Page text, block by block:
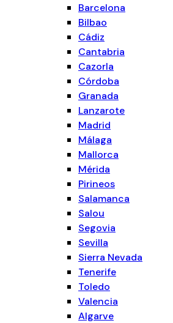
Barcelona
Bilbao
Cádiz
Cantabria
Cazorla
Córdoba
Granada
Lanzarote
Madrid
Málaga
Mallorca
Mérida
Pirineos
Salamanca
Salou
Segovia
Sevilla
Sierra Nevada
Tenerife
Toledo
Valencia
Algarve